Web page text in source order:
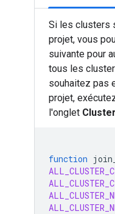
Si les clusters
projet, vous
suivante pour
tous les
souhaitez pas
projet,
l'onglet
function